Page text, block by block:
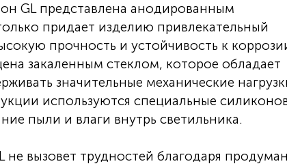
GL представлена анодированным
придает изделию привлекательный
прочность и устойчивость к
закаленным стеклом, которое обладает
значительные механические
используются специальные
пыли и влаги внутрь светильника.
не вызовет трудностей благодаря